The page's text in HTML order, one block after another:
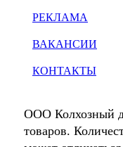
РЕКЛАМА
ВАКАНСИИ
КОНТАКТЫ
ООО Колхозный
товаров.